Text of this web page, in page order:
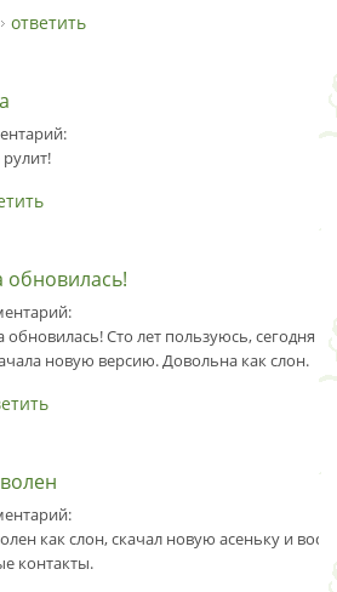
ответить
обновилась!
обновилась! Сто лет пользуюсь, сегодня в
новую версию. Довольна как слон.
как слон, скачал новую асеньку и
контакты.